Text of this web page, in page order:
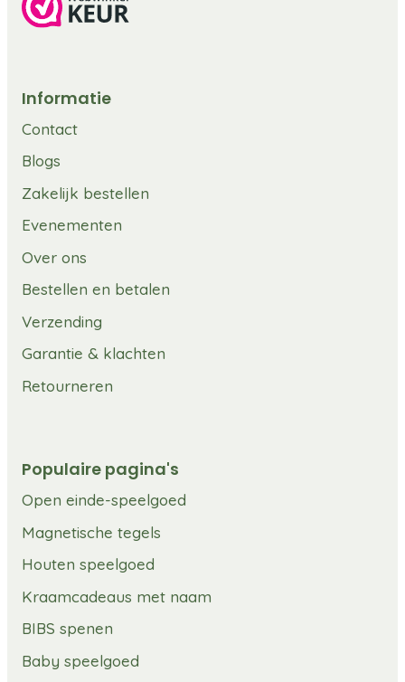
Informatie
Contact
Blogs
Zakelijk bestellen
Evenementen
Over ons
Bestellen en betalen
Verzending
Garantie & klachten
Retourneren
Populaire pagina's
Open einde-speelgoed
Magnetische tegels
Houten speelgoed
Kraamcadeaus met naam
BIBS spenen
Baby speelgoed